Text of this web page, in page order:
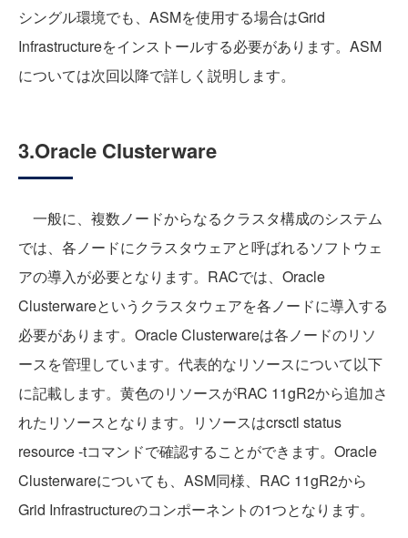
シングル環境でも、ASMを使用する場合はGrid
Infrastructureをインストールする必要があります。ASM
については次回以降で詳しく説明します。
3.Oracle Clusterware
一般に、複数ノードからなるクラスタ構成のシステム
では、各ノードにクラスタウェアと呼ばれるソフトウェ
アの導入が必要となります。RACでは、Oracle
Clusterwareというクラスタウェアを各ノードに導入する
必要があります。Oracle Clusterwareは各ノードのリソ
ースを管理しています。代表的なリソースについて以下
に記載します。黄色のリソースがRAC 11gR2から追加さ
れたリソースとなります。リソースはcrsctl status
resource -tコマンドで確認することができます。Oracle
Clusterwareについても、ASM同様、RAC 11gR2から
Grid Infrastructureのコンポーネントの1つとなります。